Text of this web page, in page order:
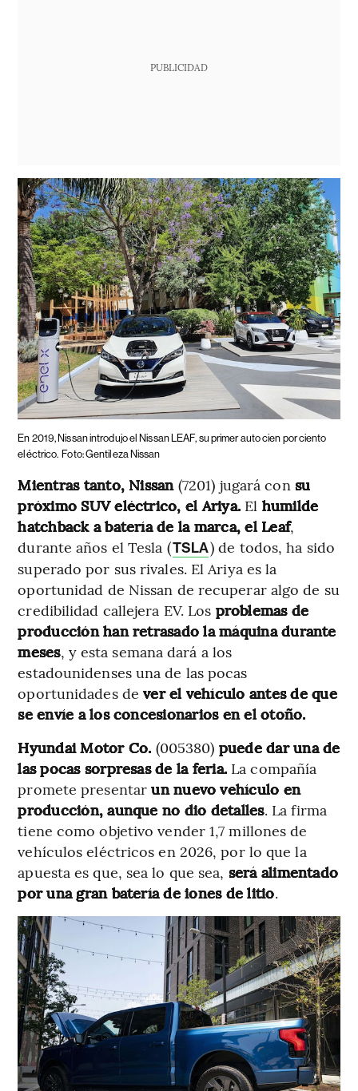
PUBLICIDAD
En 2019, Nissan introdujo el Nissan LEAF, su primer auto cien por ciento
eléctrico. Foto: Gentileza Nissan
Mientras tanto, Nissan (7201) jugará consu
próximo SUV eléctrico, el Ariya. El humilde
hatchback a batería de la marca, el Leaf,
durante años el Tesla (TSLA) de todos, ha sido
superado por sus rivales. El Ariya es la
oportunidad de Nissan de recuperar algo de su
credibilidad callejera EV. Los problemas de
producción han retrasado la máquina durante
meses, y esta semana dará a los
estadounidenses una de las pocas
oportunidades dever el vehículo antes de que
se envíe a los concesionarios en el otoño.
Hyundai Motor Co. (005380) puede dar una de
las pocas sorpresas de la feria. La compañía
promete presentar un nuevo vehículo en
producción, aunque no dio detalles. La firma
tiene como objetivo vender 1,7 millones de
vehículos eléctricos en 2026, por lo que la
apuesta es que, sea lo que sea, será alimentado
por una gran batería de iones de litio.